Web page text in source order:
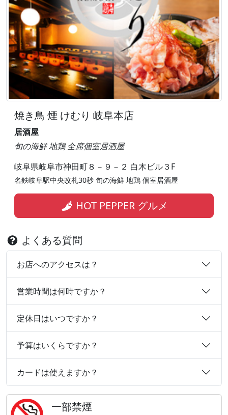
焼き鳥 煙 けむり 岐阜本店
居酒屋
旬の海鮮 地鶏 全席個室居酒屋
岐阜県岐阜市神田町８－９－２ 白木ビル３F
名鉄岐阜駅中央改札30秒 旬の海鮮 地鶏 個室居酒屋
HOT PEPPER グルメ
よくある質問
お店へのアクセスは？
営業時間は何時ですか？
定休日はいつですか？
予算はいくらですか？
カードは使えますか？
一部禁煙